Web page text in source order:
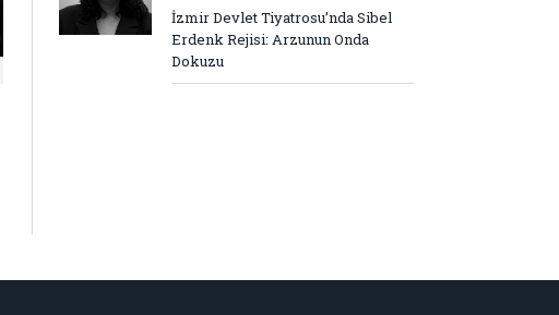
İzmir Devlet Tiyatrosu’nda Sibel
Erdenk Rejisi: Arzunun Onda
Dokuzu